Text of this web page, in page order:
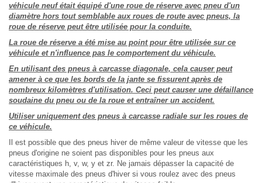
véhicule neuf était équipé d'une roue de réserve avec pneu d'un
diamètre hors tout semblable aux roues de route avec pneus, la
roue de réserve peut être utilisée pour la conduite.
La roue de réserve a été mise au point pour être utilisée sur ce
véhicule et n'influence pas le comportement du véhicule.
En utilisant des pneus à carcasse diagonale, cela causer peut
amener à ce que les bords de la jante se fissurent après de
nombreux kilomètres d'utilisation. Ceci peut causer une défaillance
soudaine du pneu ou de la roue et entraîner un accident.
Utiliser uniquement des pneus à carcasse radiale sur les roues de
ce véhicule.
Il est possible que des pneus hiver de même valeur de vitesse que les
pneus d'origine ne soient pas disponibles pour les pneus aux
caractéristiques h, v, w, y et zr. Ne jamais dépasser la capacité de
vitesse maximale des pneus d'hiver si vous roulez avec des pneus